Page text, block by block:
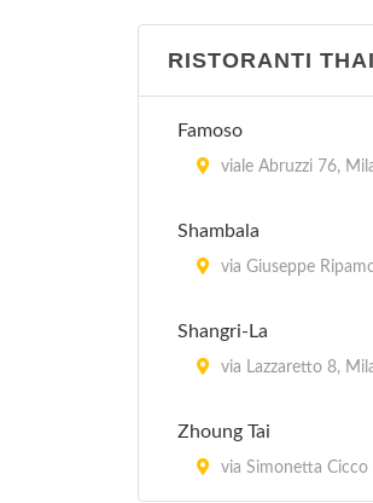
RISTORANTI
Famoso
viale Abruzzi 76,
Shambala
via Giuseppe
Shangri-La
via Lazzaretto 8,
Zhoung Tai
via Simonetta